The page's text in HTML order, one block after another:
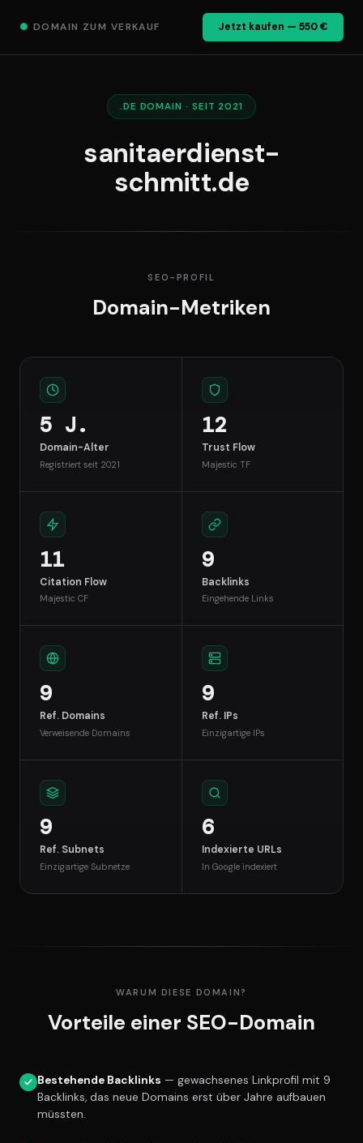
● DOMAIN ZUM VERKAUF Jetzt kaufen — 550 €
.DE DOMAIN · SEIT 2021
sanitaerdienst-
schmitt.de
SEO-PROFIL
Domain-Metriken
5 J.
Domain-Alter
Registriert seit 2021
12
Trust Flow
Majestic TF
11
Citation Flow
Majestic CF
9
Backlinks
Eingehende Links
9
Ref. Domains
Verweisende Domains
9
Ref. IPs
Einzigartige IPs
9
Ref. Subnets
Einzigartige Subnetze
6
Indexierte URLs
In Google indexiert
WARUM DIESE DOMAIN?
Vorteile einer SEO-Domain
Bestehende Backlinks — gewachsenes Linkprofil mit 9
Backlinks, das neue Domains erst über Jahre aufbauen
müssten.